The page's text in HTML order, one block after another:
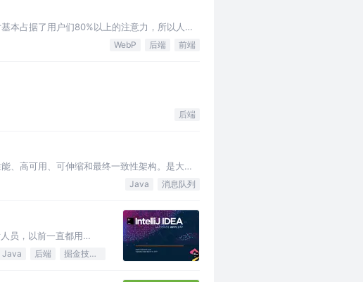
本占据了用户们80%以上的注意力，所以人们
是时候试试新的东西了。 关于WebPW…
WebP 后端 前端
后端
、高可用、可伸缩和最终一致性架构。是大型
Java 消息队列
员，以前一直都用
中了 IDEA 黑…
Java 后端 掘金技术征文